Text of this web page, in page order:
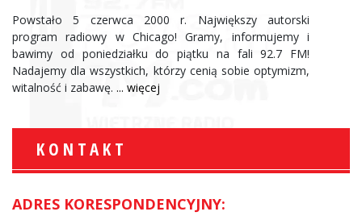
Powstało 5 czerwca 2000 r. Największy autorski
program radiowy w Chicago! Gramy, informujemy i
bawimy od poniedziałku do piątku na fali 92.7 FM!
Nadajemy dla wszystkich, którzy cenią sobie optymizm,
witalność i zabawę. ... więcej
KONTAKT
ADRES KORESPONDENCYJNY: